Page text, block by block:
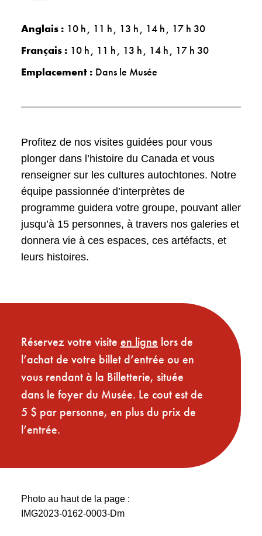
Anglais : 10 h 11 h 13 h 14 h 17 h 30
Français : 10 h 11 h 13 h 14 h 17 h 30
Emplacement : Dans le Musée
Profitez de nos visites guidées pour vous
plonger dans l’histoire du Canada et vous
renseigner sur les cultures autochtones. Notre
équipe passionnée d’interprètes de
programme guidera votre groupe, pouvant aller
jusqu’à 15 personnes, à travers nos galeries et
donnera vie à ces espaces, ces artéfacts, et
leurs histoires.
Réservez votre visite en ligne lors de
l’achat de votre billet d’entrée ou en
vous rendant à la Billetterie, située
dans le foyer du Musée. Le cout est de
5 $ par personne, en plus du prix de
l’entrée.
Photo au haut de la page :
IMG2023-0162-0003-Dm